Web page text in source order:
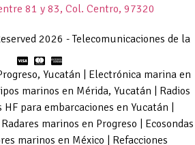
81 y 83, Col. Centro, 97320
2026 - Telecomunicaciones de la
Yucatán | Electrónica marina en
marinos en Mérida, Yucatán | Radios
HF para embarcaciones en Yucatán |
marinos en Progreso | Ecosondas
marinos en México | Refacciones